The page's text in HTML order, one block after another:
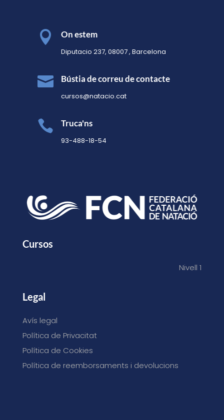
 On estem
Diputacio 237, 08007 , Barcelona
 Bústia de correu de contacte
cursos@natacio.cat
 Truca'ns
93-488-18-54
Cursos
Nivell 1
Legal
Avís legal
Política de Privacitat
Política de Cookies
Política de reemborsaments i devolucions